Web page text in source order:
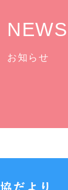
NEWS
お知らせ